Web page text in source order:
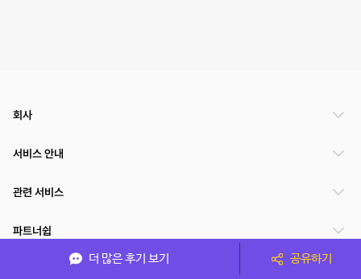
더 많은 후기 보기 공유하기
회사
서비스 안내
관련 서비스
파트너쉽
서비스 제공 국가